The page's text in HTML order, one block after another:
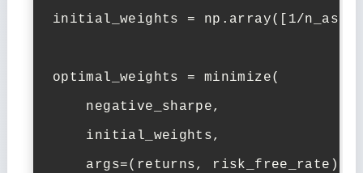
initial_weights = np.array([1/
optimal_weights = minimize(
    negative_sharpe,
    initial_weights,
    args=(returns, risk_free_rate),